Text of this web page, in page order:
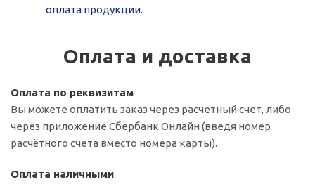
оплата продукции.
Оплата и доставка
Оплата по реквизитам
Вы можете оплатить заказ через расчетный счет, либо
через приложение Сбербанк Онлайн (введя номер
расчётного счета вместо номера карты).
Оплата наличными